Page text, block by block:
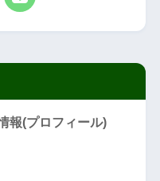
報(プロフィール)